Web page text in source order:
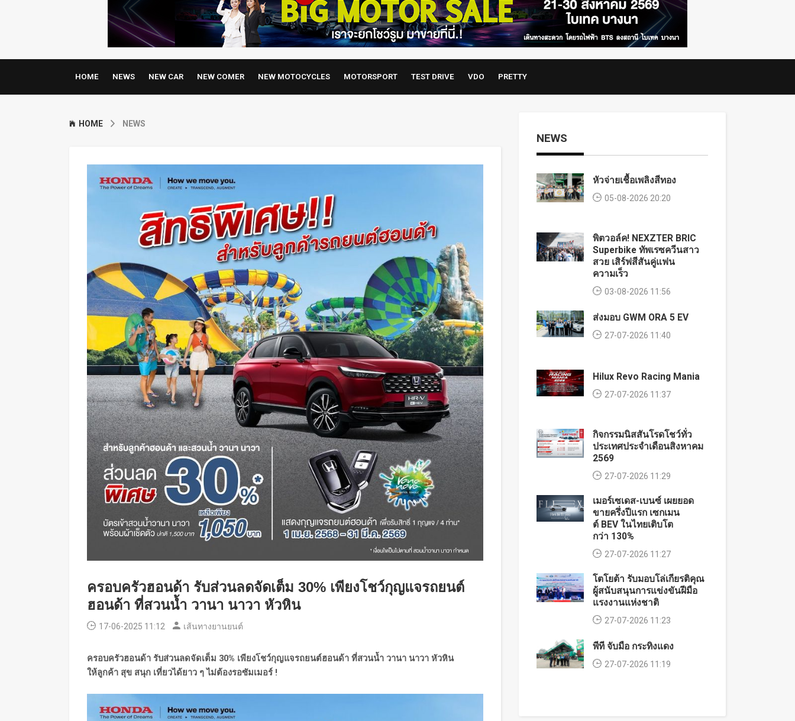
HOME NEWS NEW CAR NEW COMER NEW MOTOCYCLES MOTORSPORT TEST DRIVE VDO PRETTY
HOME NEWS
ครอบครัวฮอนด้า รับส่วนลดจัดเต็ม 30% เพียงโชว์กุญแจรถยนต์
ฮอนด้า ที่สวนน้ำ วานา นาวา หัวหิน
17-06-2025 11:12 เส้นทางยานยนต์
ครอบครัวฮอนด้า รับส่วนลดจัดเต็ม 30% เพียงโชว์กุญแจรถยนต์ฮอนด้า ที่สวนน้ำ วานา นาวา หัวหิน
ให้ลูกค้า สุข สนุก เที่ยวได้ยาว ๆ ไม่ต้องรอซัมเมอร์ !
NEWS
หัวจ่ายเชื้อเพลิงสีทอง
05-08-2026 20:20
พิตวอล์ค! NEXZTER BRIC
Superbike ทัพเรซควีนสาว
สวย เสิร์ฟสีสันคู่แฟน
ความเร็ว
03-08-2026 11:56
ส่งมอบ GWM ORA 5 EV
27-07-2026 11:40
Hilux Revo Racing Mania
27-07-2026 11:37
กิจกรรมนิสสันโรดโชว์ทั่ว
ประเทศประจำเดือนสิงหาคม
2569
27-07-2026 11:29
เมอร์เซเดส-เบนซ์ เผยยอด
ขายครึ่งปีแรก เซกเมน
ต์ BEV ในไทยเติบโต
กว่า 130%
27-07-2026 11:27
โตโยต้า รับมอบโล่เกียรติคุณ
ผู้สนับสนุนการแข่งขันฝีมือ
แรงงานแห่งชาติ
27-07-2026 11:23
พีที จับมือ กระทิงแดง
27-07-2026 11:19